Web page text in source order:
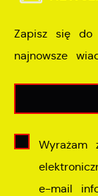
Zapisz się do
najnowsze
Wyrażam
e-mail